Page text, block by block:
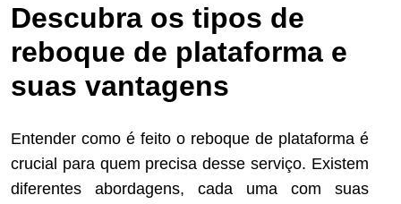
Descubra os tipos de
reboque de plataforma e
suas vantagens
Entender como é feito o reboque de plataforma é
crucial para quem precisa desse serviço. Existem
diferentes abordagens, cada uma com suas